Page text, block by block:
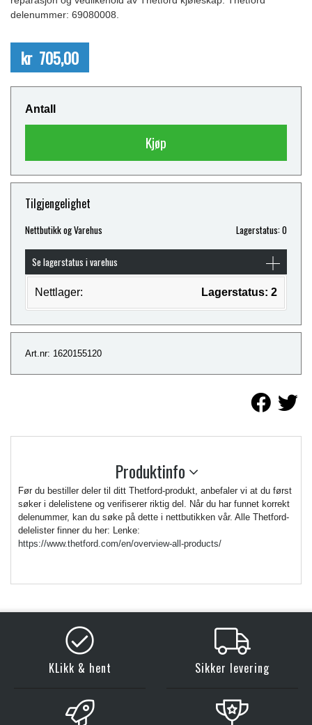
delenummer: 69080008.
kr 705,00
Antall
Kjøp
Tilgjengelighet
Nettbutikk og Varehus Lagerstatus: 0
Se lagerstatus i varehus
Nettlager: Lagerstatus: 2
Art.nr: 1620155120
Produktinfo
Før du bestiller deler til ditt Thetford-produkt, anbefaler vi at du først
søker i delelistene og verifiserer riktig del. Når du har funnet korrekt
delenummer, kan du søke på dette i nettbutikken vår. Alle Thetford-
delelister finner du her: Lenke:
https://www.thetford.com/en/overview-all-products/
KLikk & hent Sikker levering